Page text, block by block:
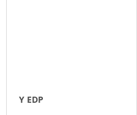
Y EDP